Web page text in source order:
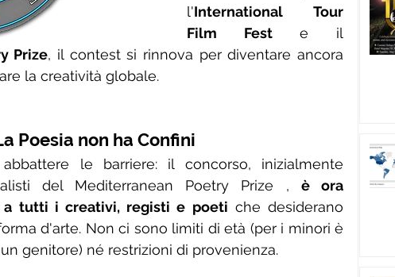
l'International Tour
Film Fest
Prize, il contest si rinnova per diventare ancora
la creatività globale.
Poesia non ha Confini
le barriere: il concorso, inizialmente
del Mediterranean Poetry Prize , è ora
a tutti i creativi, registi e poeti che desiderano
d'arte. Non ci sono limiti di età (per i minori è
genitore) né restrizioni di provenienza.